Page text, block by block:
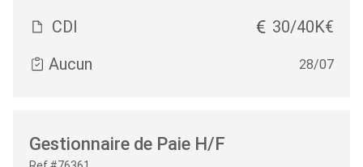
CDI
30/40K€
Aucun
28/07
Gestionnaire de Paie H/F